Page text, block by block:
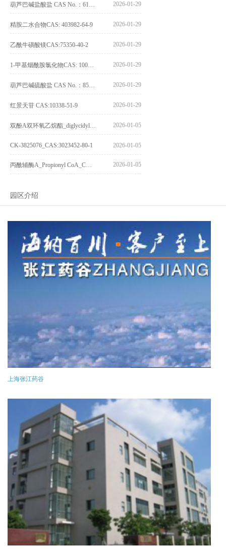
2026-01-29
精胺二水合物CAS: 403982-64-9 2026-01-29
乙酰牛磺酸镁CAS:75350-40-2 2026-01-29
2026-01-29
2026-01-29
红景天苷 CAS:10338-51-9 2026-01-29
2026-01-05
CK-3825076_CAS:3023452-80-1 2026-01-05
2026-01-05
园区介绍
上海张江药谷